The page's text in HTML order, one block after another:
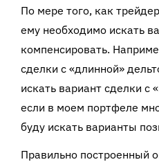
По мере того, как
ему необходимо искать
компенсировать.
сделки с «длинной»
искать вариант сделки с
если в моем портфеле
буду искать варианты
Правильно построенный